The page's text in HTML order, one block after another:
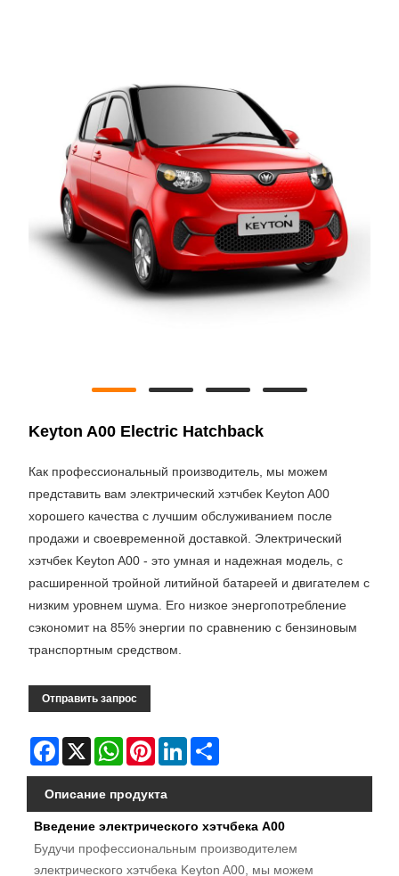
Keyton A00 Electric Hatchback
Как профессиональный производитель, мы можем
представить вам электрический хэтчбек Keyton A00
хорошего качества с лучшим обслуживанием после
продажи и своевременной доставкой. Электрический
хэтчбек Keyton A00 - это умная и надежная модель, с
расширенной тройной литийной батареей и двигателем с
низким уровнем шума. Его низкое энергопотребление
сэкономит на 85% энергии по сравнению с бензиновым
транспортным средством.
Отправить запрос
Facebook
X WhatsAppPinterestLinkedIn
Описание продукта
Введение электрического хэтчбека A00
Будучи профессиональным производителем
электрического хэтчбека Keyton A00, мы можем